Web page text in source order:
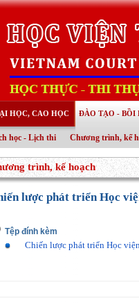
HỌC, CAO HỌC ĐÀO TẠO - BỒI
học - Lịch thi Chương trình, kế
trình, kế hoạch
lược phát triển Học
Tệp đính kèm
Chiến lược phát triển Học